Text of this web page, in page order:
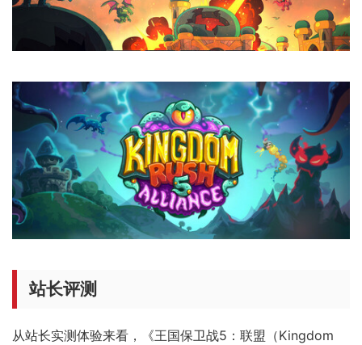
站长评测
从站长实测体验来看，《王国保卫战5：联盟（Kingdom